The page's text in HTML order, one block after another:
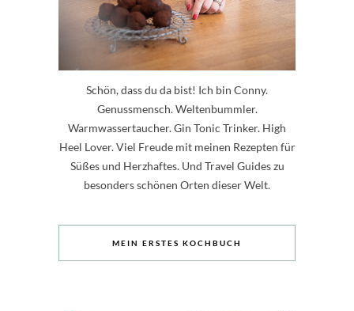
Schön, dass du da bist! Ich bin Conny.
Genussmensch. Weltenbummler.
Warmwassertaucher. Gin Tonic Trinker. High
Heel Lover. Viel Freude mit meinen Rezepten für
Süßes und Herzhaftes. Und Travel Guides zu
besonders schönen Orten dieser Welt.
MEIN ERSTES KOCHBUCH